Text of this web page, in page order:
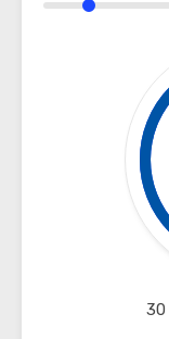
30